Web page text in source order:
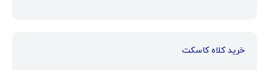
خرید کلاه کاسکت